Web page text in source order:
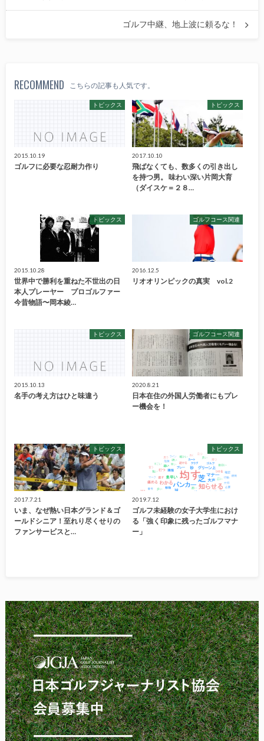
ゴルフ中継、地上波に頼るな！
RECOMMEND こちらの記事も人気です。
トピックス
2015.10.19
ゴルフに必要な忍耐力作り
トピックス
2017.10.10
飛ばなくても、数多くの引き出し
を持つ男。 味わい深い片岡大育
（ダイスケ＝２８…
トピックス
2015.10.28
世界中で勝利を重ねた不世出の日
本人プレーヤー プロゴルファー
今昔物語〜岡本綾…
ゴルフコース関連
2016.12.5
リオオリンピックの真実 vol.2
トピックス
2015.10.13
名手の考え方はひと味違う
ゴルフコース関連
2020.8.21
日本在住の外国人労働者にもプレ
ー機会を！
トピックス
2017.7.21
いま、なぜ熱い日本グランド＆ゴ
ールドシニア！至れり尽くせりの
ファンサービスと…
トピックス
2019.7.12
ゴルフ未経験の女子大学生におけ
る「強く印象に残ったゴルフマナ
ー」